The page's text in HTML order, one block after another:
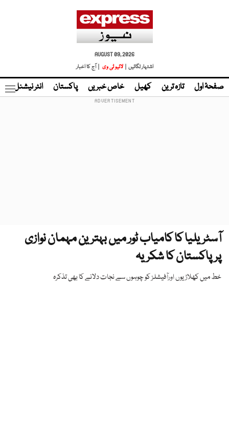
AUGUST 09, 2026
اشتہار لگائیں |
لائیو ٹی وی | آج کا اخبار
صفحۂ اول تازہ ترین کھیل خاص خبریں پاکستان انٹر نیشنل
آسٹریلیا کا کامیاب ٹور میں بہترین مہمان نوازی
پرپاکستان کا شکریہ
خط میں کھلاڑیوں اورآفیشلز کو چوہوں سے نجات دلانے کا بھی تذکرہ